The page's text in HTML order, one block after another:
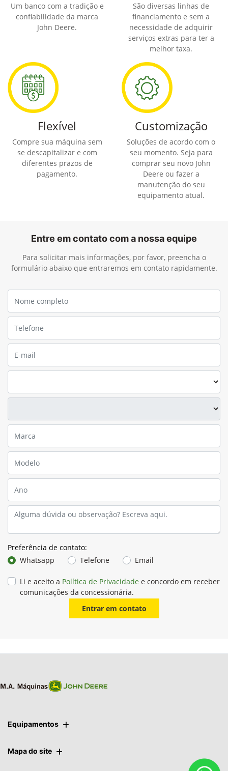
Um banco com a tradição e
confiabilidade da marca
John Deere.
São diversas linhas de
financiamento e sem a
necessidade de adquirir
serviços extras para ter a
melhor taxa.
Flexível
Compre sua máquina sem
se descapitalizar e com
diferentes prazos de
pagamento.
Customização
Soluções de acordo com o
seu momento. Seja para
comprar seu novo John
Deere ou fazer a
manutenção do seu
equipamento atual.
Entre em contato com a nossa equipe
Para solicitar mais informações, por favor, preencha o
formulário abaixo que entraremos em contato rapidamente.
Preferência de contato:
Whatsapp
Telefone Email
Li e aceito a Política de Privacidade e concordo em receber
comunicações da concessionária.
Entrar em contato
Equipamentos
Mapa do site